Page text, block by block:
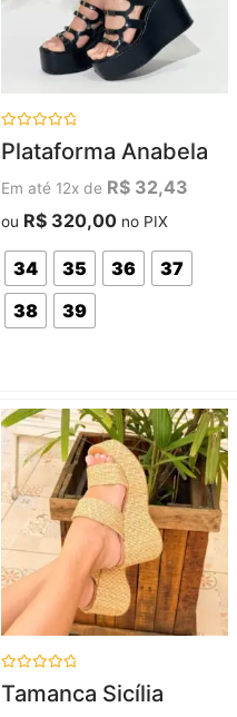
0
Plataforma Anabela
Em até 12x de R$ 32,43
ou R$ 320,00 no PIX
34 35 36
37
38
39
Tamanca Sicília